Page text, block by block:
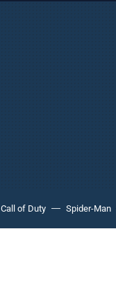
Call of Duty Spider-Man